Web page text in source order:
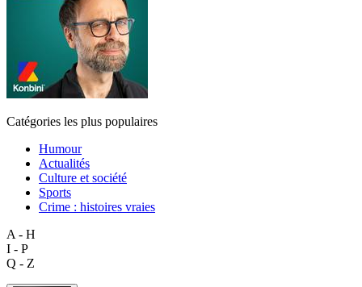
Catégories les plus populaires
Humour
Actualités
Culture et société
Sports
Crime : histoires vraies
A - H
I - P
Q - Z